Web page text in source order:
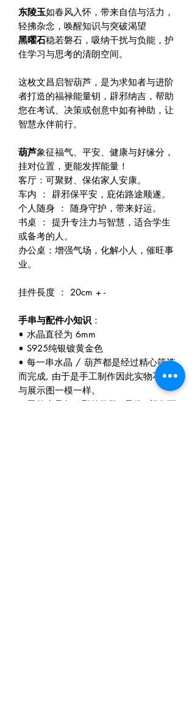
东陵玉如春风入怀，带来自信与活力，
轻拂杂念，唤醒知识与突破渴望
黑曜石稳若磐石，吸纳干扰与负能，护
住学习与思考的清朗空间。
这枚文昌启智葫芦，是为求知者与进阶
者打造的福禄能量钥，辟邪纳吉，帮助
您在考试、决策或创意中如有神助，让
智慧永伴前行。
葫芦象征福气、平安、健康与好缘分，
挂对位置，更能发挥能量！
客厅：可聚财、保佑家人安康。
车内 ： 辟邪保平安，庇佑路途顺遂。
个人随身 ： 随身守护，带来好运。
书桌 ： 提升专注力与智慧，适合学生
或备考的人。
办公桌：增强气场，化解小人，催旺事
业。
挂件長度 ： 20cm + -
手串与配件小知识 ：
• 水晶直径为 6mm
• S925纯银镀黄金色
• 每一串水晶 / 葫芦都是经过精心筛选
而完成, 由于是手工制作因此实物不会
与展示图一模一样。
• 天然水晶每一颗的纹路, 晶体, 颜色可